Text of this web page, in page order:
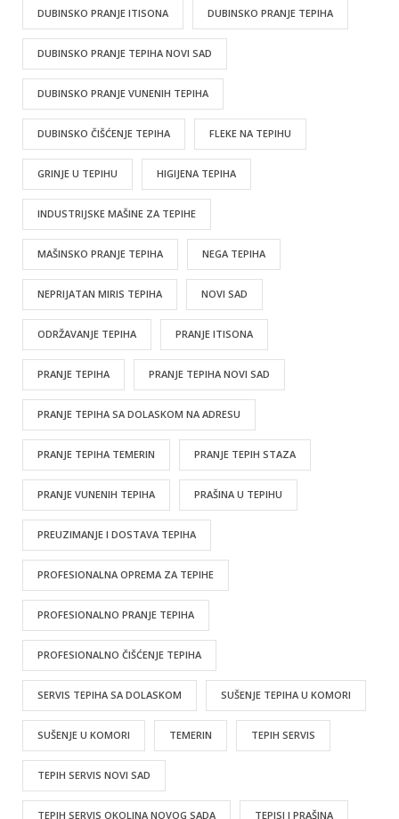
DUBINSKO PRANJE ITISONA DUBINSKO PRANJE TEPIHA
DUBINSKO PRANJE TEPIHA NOVI SAD
DUBINSKO PRANJE VUNENIH TEPIHA
DUBINSKO ČIŠĆENJE TEPIHA FLEKE NA TEPIHU
GRINJE U TEPIHU HIGIJENA TEPIHA
INDUSTRIJSKE MAŠINE ZA TEPIHE
MAŠINSKO PRANJE TEPIHA NEGA TEPIHA
NEPRIJATAN MIRIS TEPIHA NOVI SAD
ODRŽAVANJE TEPIHA PRANJE ITISONA
PRANJE TEPIHA PRANJE TEPIHA NOVI SAD
PRANJE TEPIHA SA DOLASKOM NA ADRESU
PRANJE TEPIHA TEMERIN PRANJE TEPIH STAZA
PRANJE VUNENIH TEPIHA PRAŠINA U TEPIHU
PREUZIMANJE I DOSTAVA TEPIHA
PROFESIONALNA OPREMA ZA TEPIHE
PROFESIONALNO PRANJE TEPIHA
PROFESIONALNO ČIŠĆENJE TEPIHA
SERVIS TEPIHA SA DOLASKOM SUŠENJE TEPIHA U KOMORI
SUŠENJE U KOMORI TEMERIN TEPIH SERVIS
TEPIH SERVIS NOVI SAD
TEPIH SERVIS OKOLINA NOVOG SADA TEPISI I PRAŠINA